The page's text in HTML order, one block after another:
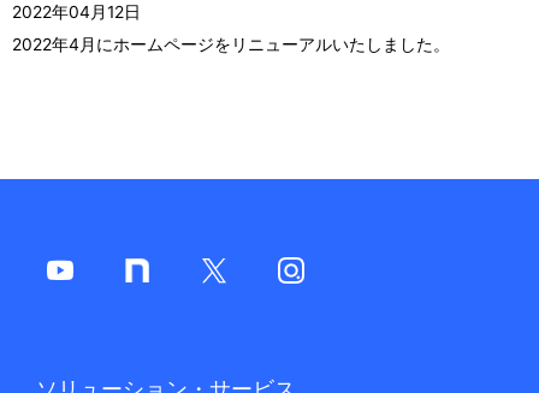
2022年04月12日
2022年4月にホームページをリニューアルいたしました。